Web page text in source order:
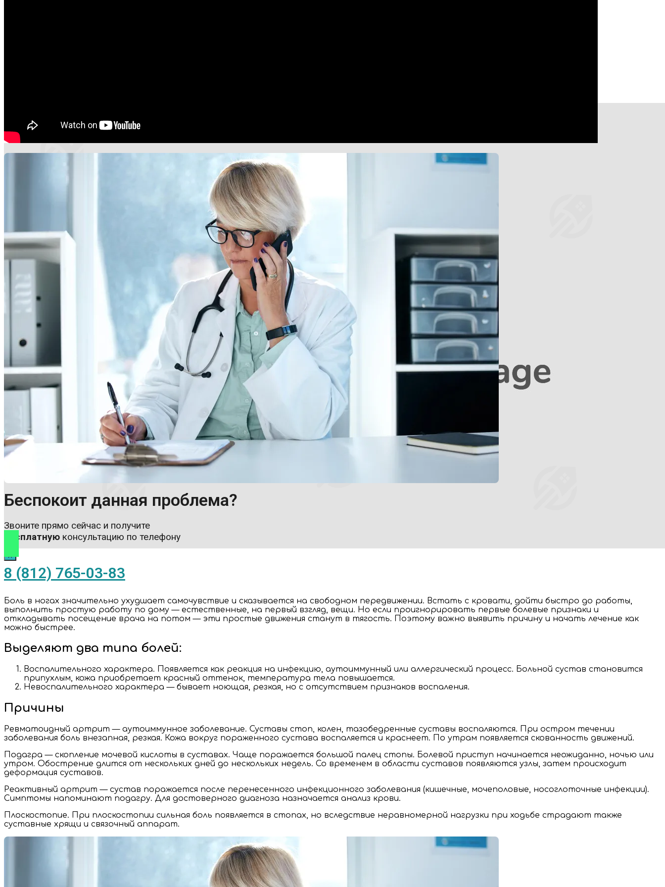
X
Беспокоит данная проблема?
Звоните прямо сейчас и получите
бесплатную консультацию по телефону
8 (812) 765-03-83
Боль в ногах значительно ухудшает самочувствие и сказывается на свободном передвижении. Встать с кровати, дойти быстро до работы,
выполнить простую работу по дому — естественные, на первый взгляд, вещи. Но если проигнорировать первые болевые признаки и
откладывать посещение врача на потом — эти простые движения станут в тягость. Поэтому важно выявить причину и начать лечение как
можно быстрее.
Выделяют два типа болей:
Воспалительного характера. Появляется как реакция на инфекцию, аутоиммунный или аллергический процесс. Больной сустав становится
припухлым, кожа приобретает красный оттенок, температура тела повышается.
Невоспалительного характера — бывает ноющая, резкая, но с отсутствием признаков воспаления.
Причины
Ревматоидный артрит — аутоиммунное заболевание. Суставы стоп, колен, тазобедренные суставы воспаляются. При остром течении
заболевания боль внезапная, резкая. Кожа вокруг пораженного сустава воспаляется и краснеет. По утрам появляется скованность движений.
Подагра — скопление мочевой кислоты в суставах. Чаще поражается большой палец стопы. Болевой приступ начинается неожиданно, ночью или
утром. Обострение длится от нескольких дней до нескольких недель. Со временем в области суставов появляются узлы, затем происходит
деформация суставов.
Реактивный артрит — сустав поражается после перенесенного инфекционного заболевания (кишечные, мочеполовые, носоглоточные инфекции).
Симптомы напоминают подагру. Для достоверного диагноза назначается анализ крови.
Плоскостопие. При плоскостопии сильная боль появляется в стопах, но вследствие неравномерной нагрузки при ходьбе страдают также
суставные хрящи и связочный аппарат.